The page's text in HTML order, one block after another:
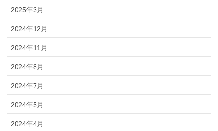
2025年3月
2024年12月
2024年11月
2024年8月
2024年7月
2024年5月
2024年4月